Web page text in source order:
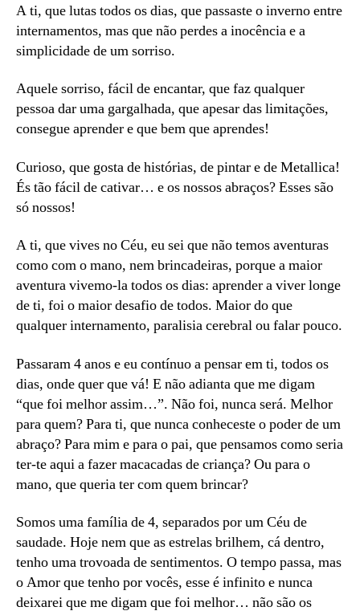
A ti, que lutas todos os dias, que passaste o inverno entre
internamentos, mas que não perdes a inocência e a
simplicidade de um sorriso.
Aquele sorriso, fácil de encantar, que faz qualquer
pessoa dar uma gargalhada, que apesar das limitações,
consegue aprender e que bem que aprendes!
Curioso, que gosta de histórias, de pintar e de Metallica!
És tão fácil de cativar… e os nossos abraços? Esses são
só nossos!
A ti, que vives no Céu, eu sei que não temos aventuras
como com o mano, nem brincadeiras, porque a maior
aventura vivemo-la todos os dias: aprender a viver longe
de ti, foi o maior desafio de todos. Maior do que
qualquer internamento, paralisia cerebral ou falar pouco.
Passaram 4 anos e eu contínuo a pensar em ti, todos os
dias, onde quer que vá! E não adianta que me digam
“que foi melhor assim…”. Não foi, nunca será. Melhor
para quem? Para ti, que nunca conheceste o poder de um
abraço? Para mim e para o pai, que pensamos como seria
ter-te aqui a fazer macacadas de criança? Ou para o
mano, que queria ter com quem brincar?
Somos uma família de 4, separados por um Céu de
saudade. Hoje nem que as estrelas brilhem, cá dentro,
tenho uma trovoada de sentimentos. O tempo passa, mas
o Amor que tenho por vocês, esse é infinito e nunca
deixarei que me digam que foi melhor… não são os